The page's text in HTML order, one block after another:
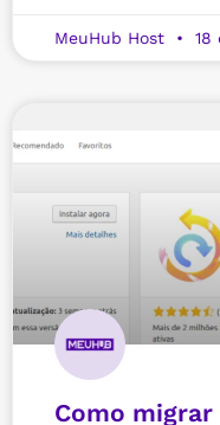
MeuHub Host 18
Como